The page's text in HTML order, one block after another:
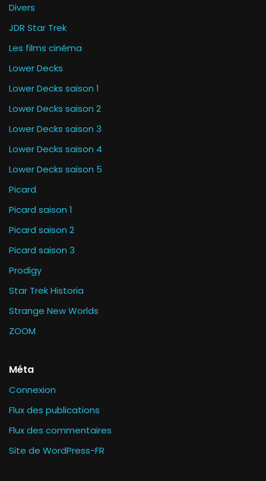
Divers
JDR Star Trek
Les films cinéma
Lower Decks
Lower Decks saison 1
Lower Decks saison 2
Lower Decks saison 3
Lower Decks saison 4
Lower Decks saison 5
Picard
Picard saison 1
Picard saison 2
Picard saison 3
Prodigy
Star Trek Historia
Strange New Worlds
ZOOM
Méta
Connexion
Flux des publications
Flux des commentaires
Site de WordPress-FR